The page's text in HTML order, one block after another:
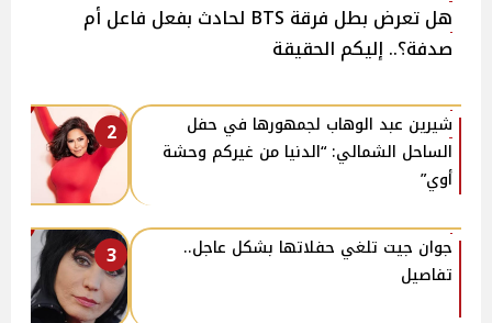
هل تعرض بطل فرقة BTS لحادث بفعل فاعل أم
صدفة؟.. إليكم الحقيقة
2
شيرين عبد الوهاب لجمهورها في حفل
الساحل الشمالي: “الدنيا من غيركم وحشة
أوي”
3
جوان جيت تلغي حفلاتها بشكل عاجل..
تفاصيل